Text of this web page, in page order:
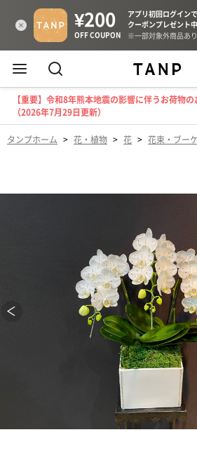
【重要】令和8年熊本地震の影響に伴うお荷物
（2026年7月29日更新）
タンプホーム > 花・植物 > 花 > 花束・ブーケ